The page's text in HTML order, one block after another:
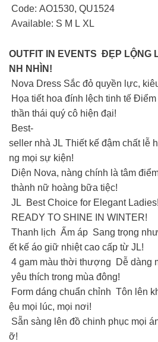
Code: AO1530, QU1524
Available: S M L XL
OUTFIT IN EVENTS ĐẸP LỘNG
NH NHÌN!
Nova Dress Sắc đỏ quyền lực,
Họa tiết hoa đính lệch tinh tế
thần thái quý cô hiện đại!
Best-
seller nhà JL Thiết kế đậm chất lễ
ng mọi sự kiện!
Diện Nova, nàng chính là tâm
thành nữ hoàng bữa tiệc!
JL Best Choice for Elegant Ladies!
READY TO SHINE IN WINTER!
Thanh lịch Ấm áp Sang trọng
ết kế áo giữ nhiệt cao cấp từ JL!
4 gam màu thời thượng Dễ dàng
yêu thích trong mùa đông!
Form dáng chuẩn chỉnh Tôn lên
ệu mọi lúc, mọi nơi!
Sẵn sàng lên đồ chinh phục mọi
ỡ!